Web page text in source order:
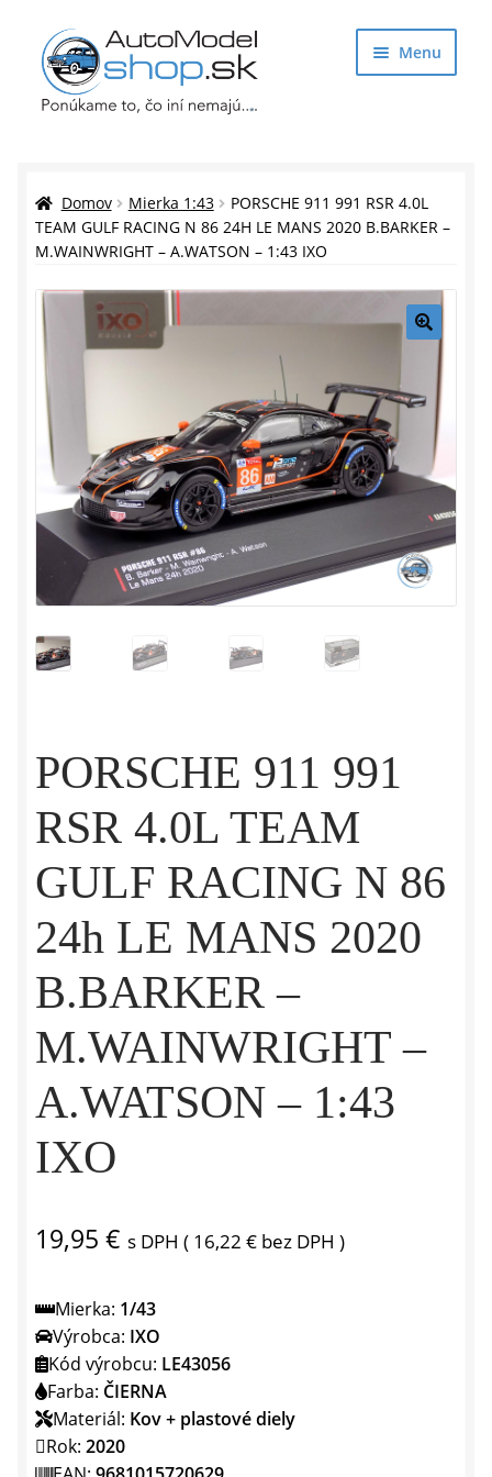
Preskočiť
na
navigáciu
Preskočiť
na
obsah
Menu
Auto Modely
Rozbaliť
Doplnky pre modelárov
menu
Darčekové predmety
Rozbaliť
menu
Domov Mierka 1:43
PORSCHE 911 991 RSR 4.0L
TEAM GULF RACING N 86 24H LE MANS 2020 B.BARKER –
M.WAINWRIGHT – A.WATSON – 1:43 IXO
PORSCHE 911 991
RSR 4.0L TEAM
GULF RACING N 86
24h LE MANS 2020
B.BARKER –
M.WAINWRIGHT –
A.WATSON – 1:43
IXO
19,95 € s DPH ( 16,22 € bez DPH )
Mierka: 1/43
Výrobca: IXO
Kód výrobcu: LE43056
Farba: ČIERNA
Materiál: Kov + plastové diely
Rok: 2020